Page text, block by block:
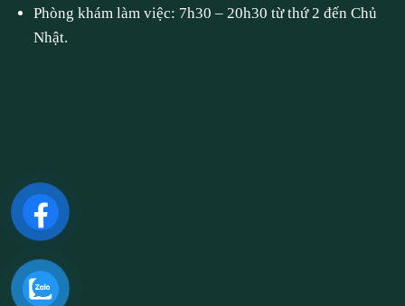
Phòng khám làm việc: 7h30 – 20h30 từ thứ 2 đến Chủ
Nhật.